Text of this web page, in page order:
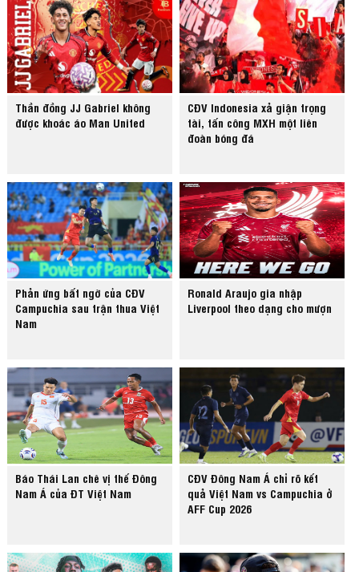
Thần đồng JJ Gabriel không
được khoác áo Man United
CĐV Indonesia xả giận trọng
tài, tấn công MXH một liên
đoàn bóng đá
Phản ứng bất ngờ của CĐV
Campuchia sau trận thua Việt
Nam
Ronald Araujo gia nhập
Liverpool theo dạng cho mượn
Báo Thái Lan chê vị thế Đông
Nam Á của ĐT Việt Nam
CĐV Đông Nam Á chỉ rõ kết
quả Việt Nam vs Campuchia ở
AFF Cup 2026